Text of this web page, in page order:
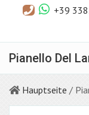
+39
Pianello Del
Hauptseite /